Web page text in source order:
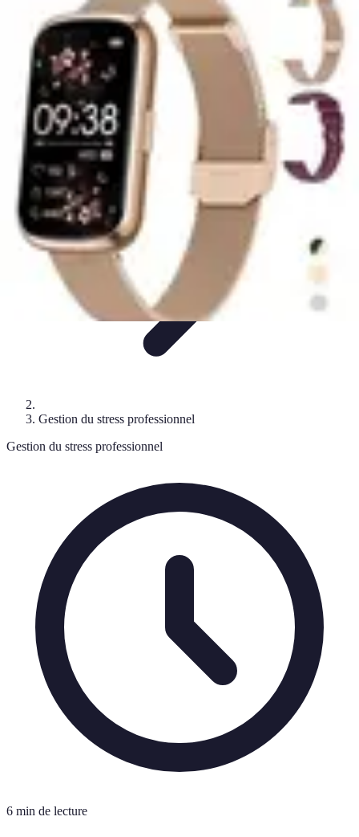
Stress Zéro
Gestion du Stress
Méthodes de RelaxationTechniques de
Prevention
Gestion du stress professionnel
Stress Zéro
Gestion du stress professionnel
Gestion du stress professionnel
6 min de lecture